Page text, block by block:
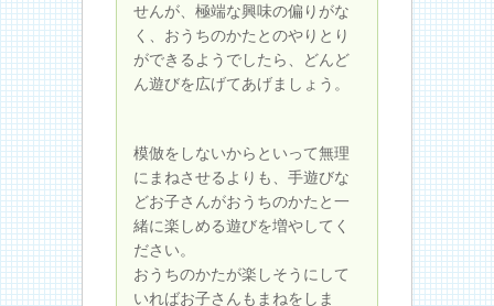
せんが、極端な興味の偏りがな
く、おうちのかたとのやりとり
ができるようでしたら、どんど
ん遊びを広げてあげましょう。
模倣をしないからといって無理
にまねさせるよりも、手遊びな
どお子さんがおうちのかたと一
緒に楽しめる遊びを増やしてく
ださい。
おうちのかたが楽しそうにして
いればお子さんもまねをしま